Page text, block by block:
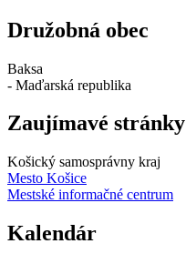
Družobná obec
Baksa
- Maďarská republika
Zaujímavé stránky
Košický samosprávny kraj
Mesto Košice
Mestské informačné centrum
Kalendár